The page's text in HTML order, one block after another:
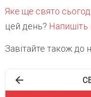
Яке ще свято
цей день? Напишіть
Завітайте також до